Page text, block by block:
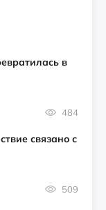
в
484
связано с
509